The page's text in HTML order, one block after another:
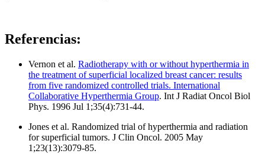
Referencias:
Vernon et al. Radiotherapy with or without hyperthermia in
the treatment of superficial localized breast cancer: results
from five randomized controlled trials. International
Collaborative Hyperthermia Group. Int J Radiat Oncol Biol
Phys. 1996 Jul 1;35(4):731-44.
Jones et al. Randomized trial of hyperthermia and radiation
for superficial tumors. J Clin Oncol. 2005 May
1;23(13):3079-85.